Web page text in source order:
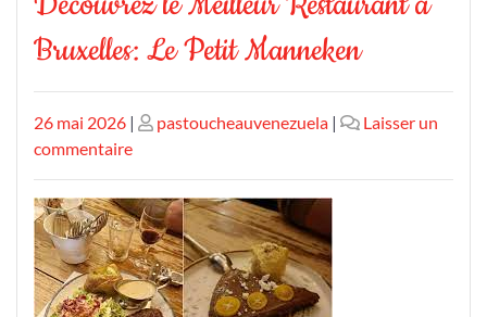
Bruxelles: Le Petit Manneken
Publié
le
26 mai 2026 | Publié
pastoucheauvenezuela |
Laisser un
commentairesur
le
Meilleur
Restaurant
à
Bruxelles: